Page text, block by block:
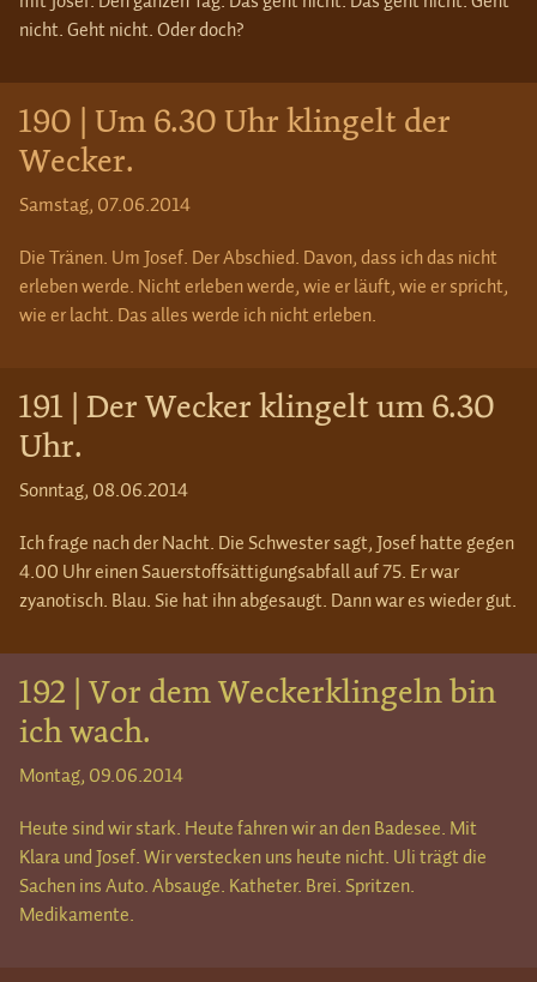
nicht. Geht nicht. Oder doch?
190 | Um 6.30 Uhr klingelt der
Wecker.
Samstag, 07.06.2014
Die Tränen. Um Josef. Der Abschied. Davon, dass ich das nicht
erleben werde. Nicht erleben werde, wie er läuft, wie er spricht,
wie er lacht. Das alles werde ich nicht erleben.
191 | Der Wecker klingelt um 6.30
Uhr.
Sonntag, 08.06.2014
Ich frage nach der Nacht. Die Schwester sagt, Josef hatte gegen
4.00 Uhr einen Sauerstoffsättigungsabfall auf 75. Er war
zyanotisch. Blau. Sie hat ihn abgesaugt. Dann war es wieder gut.
192 | Vor dem Weckerklingeln bin
ich wach.
Montag, 09.06.2014
Heute sind wir stark. Heute fahren wir an den Badesee. Mit
Klara und Josef. Wir verstecken uns heute nicht. Uli trägt die
Sachen ins Auto. Absauge. Katheter. Brei. Spritzen.
Medikamente.